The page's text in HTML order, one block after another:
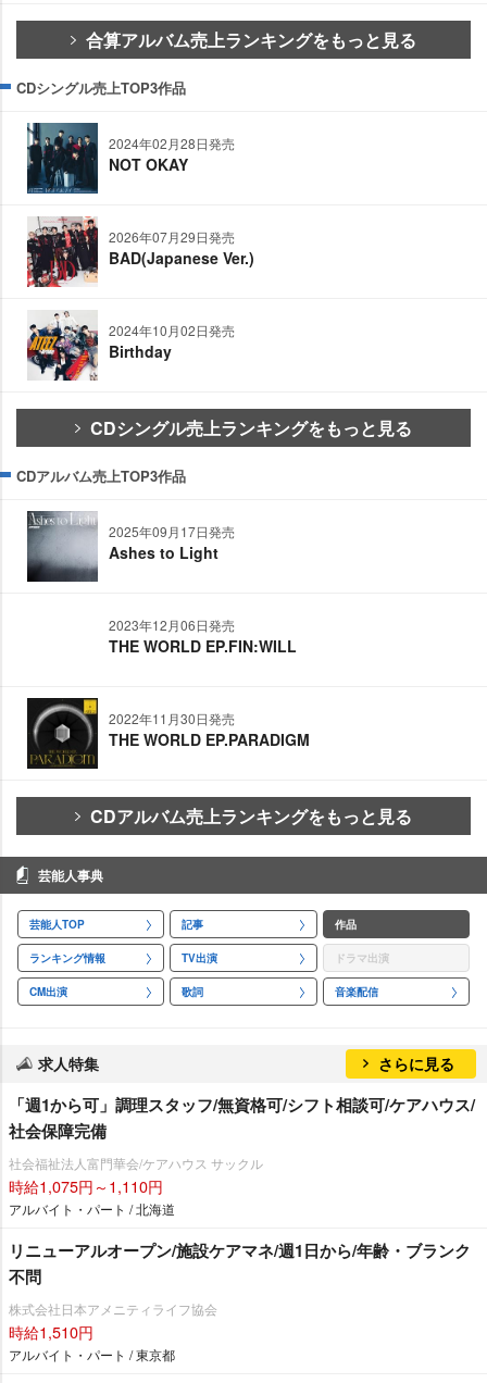
合算アルバム売上ランキングをもっと見る
CDシングル売上TOP3作品
2024年02月28日発売
NOT OKAY
2026年07月29日発売
BAD(Japanese Ver.)
2024年10月02日発売
Birthday
CDシングル売上ランキングをもっと見る
CDアルバム売上TOP3作品
2025年09月17日発売
Ashes to Light
2023年12月06日発売
THE WORLD EP.FIN:WILL
2022年11月30日発売
THE WORLD EP.PARADIGM
CDアルバム売上ランキングをもっと見る
芸能人事典
芸能人TOP 記事 作品
ランキング情報 TV出演 ドラマ出演
CM出演 歌詞 音楽配信
求人特集 さらに見る
「週1から可」調理スタッフ/無資格可/シフト相談可/ケアハウス/
社会保障完備
社会福祉法人富門華会/ケアハウス サックル
時給1,075円～1,110円
アルバイト・パート / 北海道
リニューアルオープン/施設ケアマネ/週1日から/年齢・ブランク
不問
株式会社日本アメニティライフ協会
時給1,510円
アルバイト・パート / 東京都